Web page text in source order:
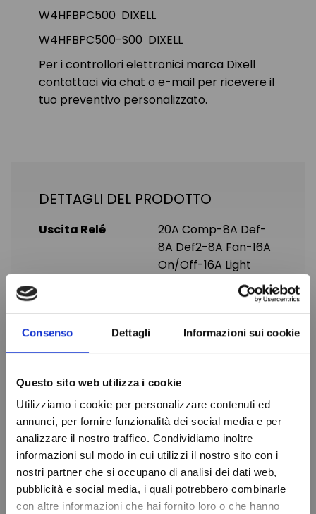
Consenso Dettagli Informazioni sui cookie
Questo sito web utilizza i cookie
Utilizziamo i cookie per personalizzare contenuti ed
annunci, per fornire funzionalità dei social media e per
analizzare il nostro traffico. Condividiamo inoltre
informazioni sul modo in cui utilizzi il nostro sito con i
nostri partner che si occupano di analisi dei dati web,
pubblicità e social media, i quali potrebbero combinarle
con altre informazioni che hai fornito loro o che hanno
W4HFBPC500 DIXELL
W4HFBPC500-S00 DIXELL
Per i controllori elettronici marca Dixell
contattaci via chat o e-mail per ricevere il
tuo preventivo personalizzato.
DETTAGLI DEL PRODOTTO
Uscita Relé
20A Comp-8A Def-
8A Def2-8A Fan-16A
On/Off-16A Light
Sonda
3-NTC
Frontale
MarcaDIXELL
In magazzino 99 Articoli